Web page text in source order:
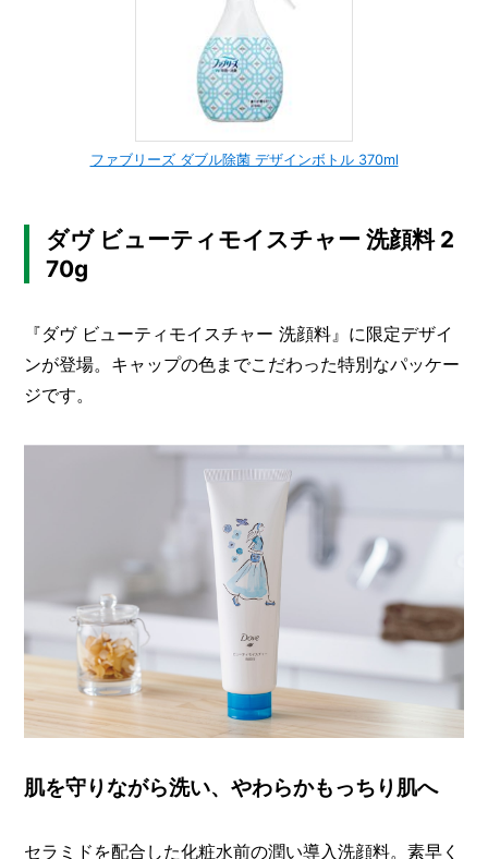
ファブリーズ ダブル除菌 デザインボトル 370ml
ダヴ ビューティモイスチャー 洗顔料 2
70g
『ダヴ ビューティモイスチャー 洗顔料』に限定デザイ
ンが登場。キャップの色までこだわった特別なパッケー
ジです。
肌を守りながら洗い、やわらかもっちり肌へ
セラミドを配合した化粧水前の潤い導入洗顔料。素早く